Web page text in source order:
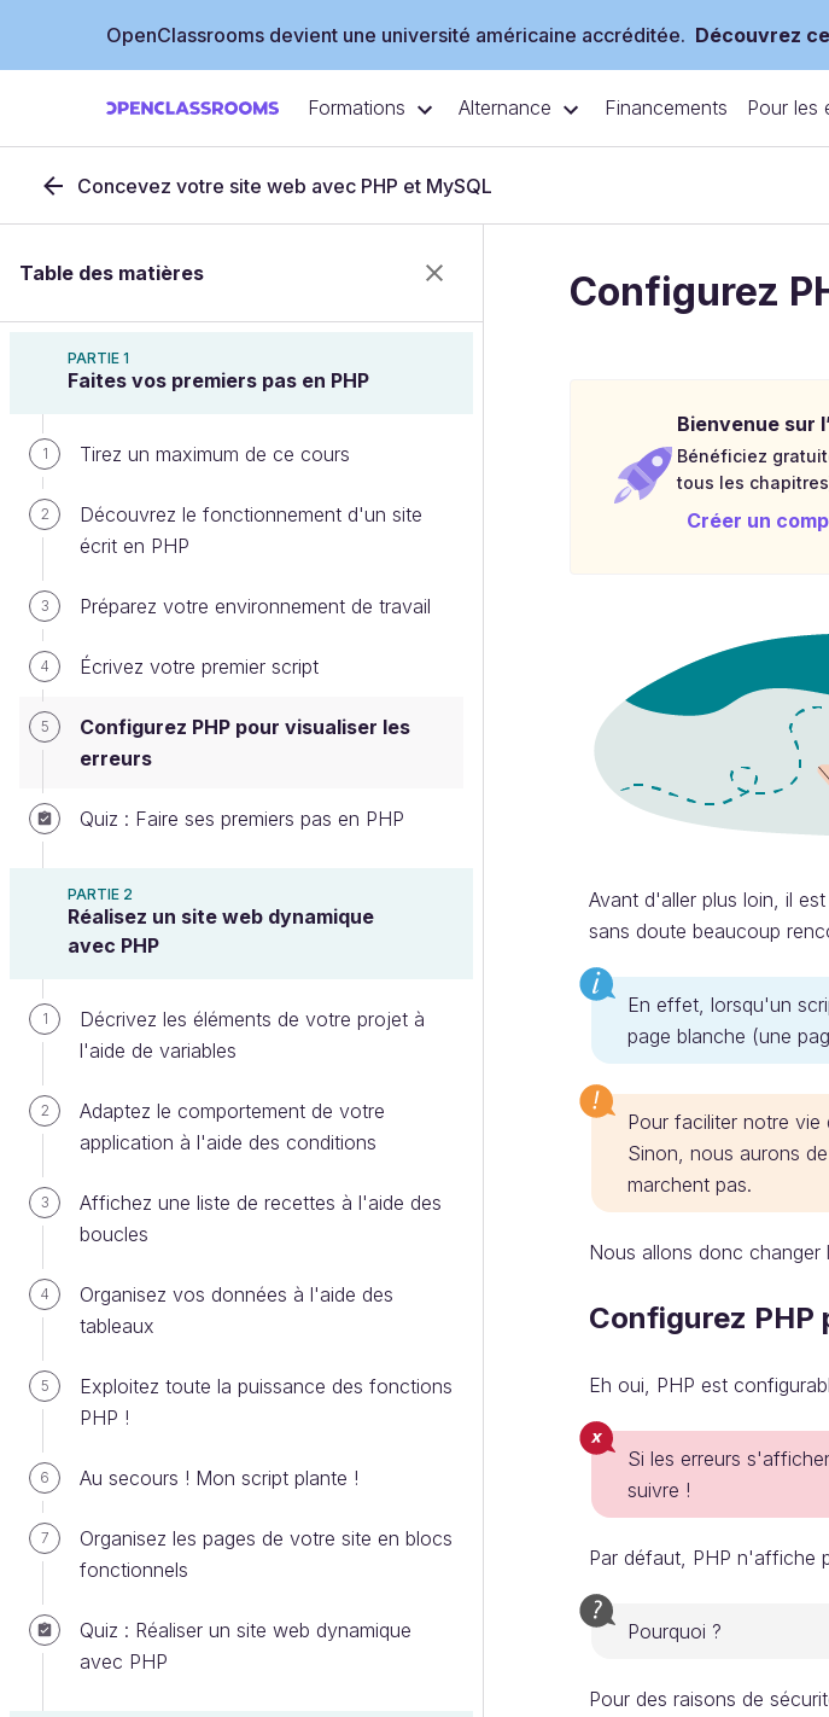
OpenClassrooms devient une université américaine accréditée. Découvrez
Formations Alternance Financements Pour les
Concevez votre site web avec PHP et MySQL
Table des matières
PARTIE 1
Faites vos premiers pas en PHP
1 Tirez un maximum de ce cours
2
Découvrez le fonctionnement d'un site
écrit en PHP
3 Préparez votre environnement de travail
4 Écrivez votre premier script
5
Configurez PHP pour visualiser les
erreurs
Quiz : Faire ses premiers pas en PHP
PARTIE 2
Réalisez un site web dynamique
avec PHP
1
Décrivez les éléments de votre projet à
l'aide de variables
2
Adaptez le comportement de votre
application à l'aide des conditions
3
Affichez une liste de recettes à l'aide des
boucles
4
Organisez vos données à l'aide des
tableaux
5
Exploitez toute la puissance des fonctions
PHP !
6 Au secours ! Mon script plante !
7
Organisez les pages de votre site en blocs
fonctionnels
Quiz : Réaliser un site web dynamique
avec PHP
Configurez
Bienvenue sur
Bénéficiez
tous les
Créer un
Avant d'aller plus loin, il
sans doute beaucoup
En effet, lorsqu'un
page blanche (une
Pour faciliter notre
Sinon, nous aurons
marchent pas.
Nous allons donc changer
Configurez
Eh oui, PHP est
Si les erreurs
suivre !
Par défaut, PHP n'affiche
Pourquoi ?
Pour des raisons de